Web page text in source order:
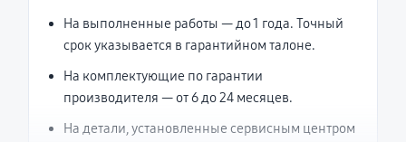
На выполненные работы — до 1 года. Точный
срок указывается в гарантийном талоне.
На комплектующие по гарантии
производителя — от 6 до 24 месяцев.
На детали, установленные сервисным центром